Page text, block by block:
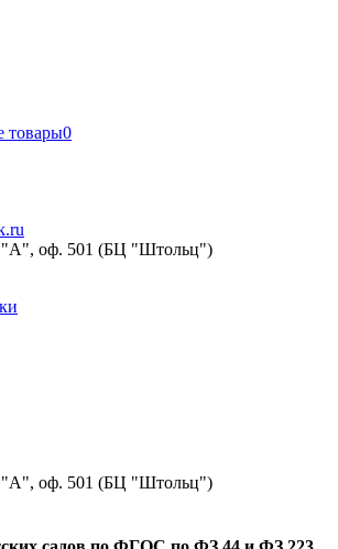
товары0
"А", оф. 501 (БЦ "Штольц")
"А", оф. 501 (БЦ "Штольц")